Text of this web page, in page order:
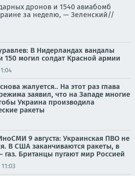
дронов и 1540 авиабомб
за неделю, — Зеленский//
В Нидерландах вандалы
150 могил солдат Красной армии
жалуется.. На этот раз глава
заявил, что на Западе многие
Украина производила
ракеты
9 августа: Украинская ПВО не
В США заканчиваются ракеты, в
газ. Британцы пугают мир Россией
11:03